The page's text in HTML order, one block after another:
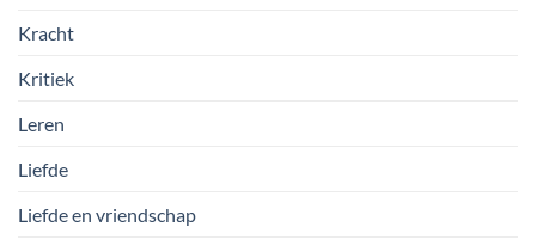
Kracht
Kritiek
Leren
Liefde
Liefde en vriendschap